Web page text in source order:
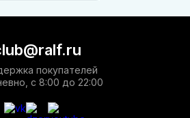
покупателей
с 8:00 до 22:00